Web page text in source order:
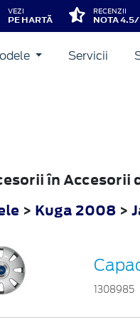
VEZI
PE HARTĂ
RECENZII
NOTA
Servicii
în Accesorii
> Kuga 2008 >
1308985